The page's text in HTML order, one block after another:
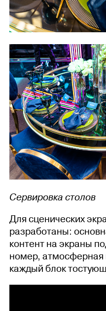
Сервировка столов
Для сценических
разработаны:
контент на экраны
номер, атмосферная
каждый блок